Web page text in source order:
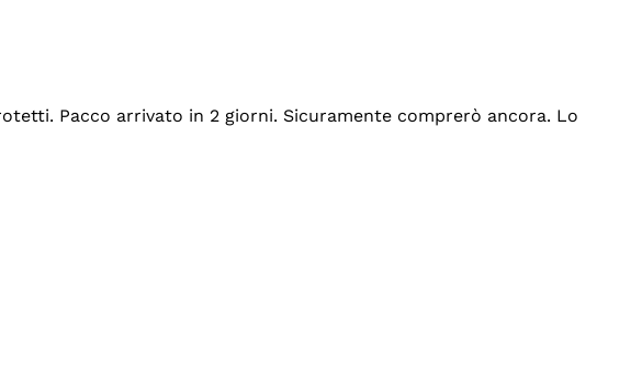
Pacco arrivato in 2 giorni. Sicuramente comprerò ancora. Lo